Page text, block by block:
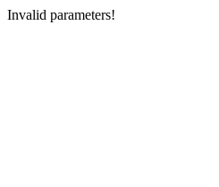
Invalid parameters!